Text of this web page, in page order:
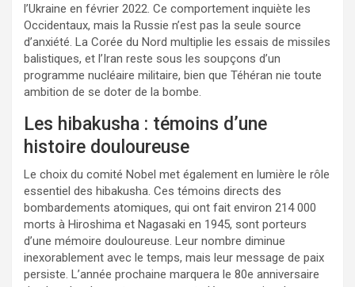
l’Ukraine en février 2022. Ce comportement inquiète les
Occidentaux, mais la Russie n’est pas la seule source
d’anxiété. La Corée du Nord multiplie les essais de missiles
balistiques, et l’Iran reste sous les soupçons d’un
programme nucléaire militaire, bien que Téhéran nie toute
ambition de se doter de la bombe.
Les hibakusha : témoins d’une
histoire douloureuse
Le choix du comité Nobel met également en lumière le rôle
essentiel des hibakusha. Ces témoins directs des
bombardements atomiques, qui ont fait environ 214 000
morts à Hiroshima et Nagasaki en 1945, sont porteurs
d’une mémoire douloureuse. Leur nombre diminue
inexorablement avec le temps, mais leur message de paix
persiste. L’année prochaine marquera le 80e anniversaire